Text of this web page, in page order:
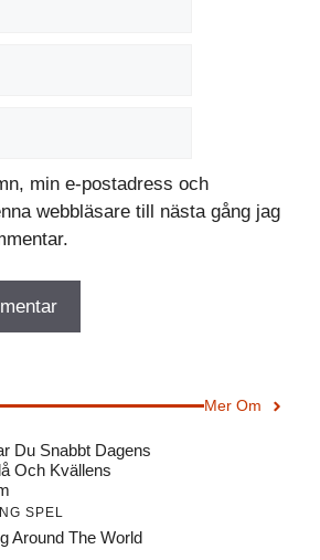
min e-postadress och
webbläsare till nästa gång jag
Mer Om
Du Snabbt Dagens
Och Kvällens
SPEL
Around The World